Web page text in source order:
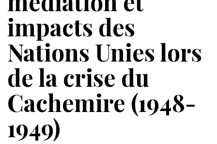
impacts des
Nations Unies lors
de la crise du
Cachemire (1948-
1949)